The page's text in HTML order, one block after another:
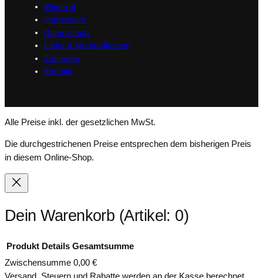
Widerruf
Impressum
Datenschutz
Liefer & Versandkosten
Zahlarten
Kontakt
Alle Preise inkl. der gesetzlichen MwSt.
Die durchgestrichenen Preise entsprechen dem bisherigen Preis
in diesem Online-Shop.
Dein Warenkorb (Artikel: 0)
Produkt Details Gesamtsumme
Zwischensumme 0,00 €
Versand, Steuern und Rabatte werden an der Kasse berechnet.